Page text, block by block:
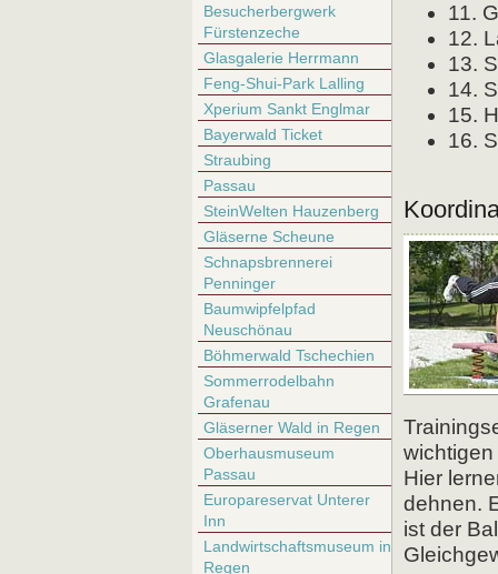
Besucherbergwerk
Fürstenzeche
Glasgalerie Herrmann
Feng-Shui-Park Lalling
Xperium Sankt Englmar
Bayerwald Ticket
Straubing
Passau
SteinWelten Hauzenberg
Gläserne Scheune
Schnapsbrennerei
Penninger
Baumwipfelpfad
Neuschönau
Böhmerwald Tschechien
Sommerrodelbahn
Grafenau
Gläserner Wald in Regen
Oberhausmuseum
Passau
Europareservat Unterer
Inn
Landwirtschaftsmuseum in
Regen
11.
12.
13.
14.
15.
16.
Hier
dehnen.
ist der